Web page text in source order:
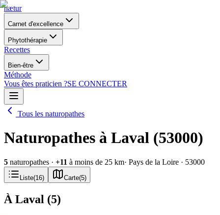
nætur
Carnet d'excellence
Phytothérapie
Recettes
Bien-être
Méthode
Vous êtes praticien ?SE CONNECTER
Tous les naturopathes
Naturopathes à Laval (53000)
5 naturopathes · +11 à moins de 25 km· Pays de la Loire · 53000
Liste(16) Carte(5)
À Laval (5)